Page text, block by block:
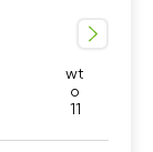
wt
o
11